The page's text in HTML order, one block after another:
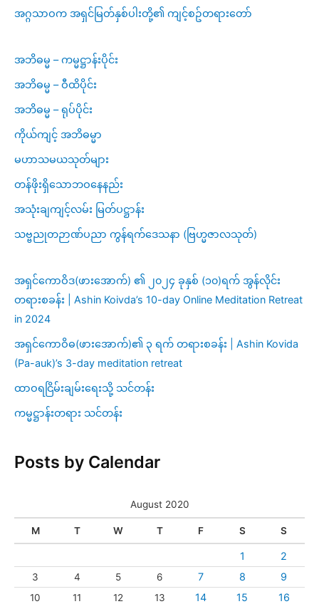
အဂ္ဂသာဝက အရှင်မြတ်နှစ်ပါးတို့၏ ကျင့်စဥ်တရားတော်
အဘိဓမ္မ – ကမ္မဋ္ဌာန်းပိုင်း
အဘိဓမ္မ – ဝီထိပိုင်း
အဘိဓမ္မ – ရုပ်ပိုင်း
ကိုယ်ကျင့် အဘိဓမ္မာ
မဟာသမယသုတ်များ
တန်ဖိုးရှိသောဘဝနေနည်း
အသုံးချကျင့်လမ်း မြတ်ပဋ္ဌာန်း
သဗ္ဗညုတဉာဏ်ပညာ ကွန်ရက်ဒေသနာ (ဗြဟ္မဇာလသုတ်)
အရှင်ကောဝိဒ(ဖားအောက်) ၏ ၂၀၂၄ ခုနှစ် (၁၀)ရက် အွန်လိုင်း
တရားစခန်း | Ashin Koivda’s 10-day Online Meditation Retreat
in 2024
အရှင်ကောဝိဓ(ဖားအောက်)၏ ၃ ရက် တရားစခန်း | Ashin Kovida
(Pa-auk)’s 3-day meditation retreat
ထာဝရငြိမ်းချမ်းရေးသို့ သင်တန်း
ကမ္မဋ္ဌာန်းတရား သင်တန်း
Posts by Calendar
August 2020
M T W T F S S
1 2
3 4 5 6 7 8 9
10 11 12 13 14 15 16